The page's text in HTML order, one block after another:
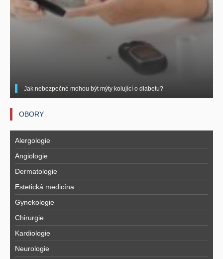
Jak nebezpečné mohou být mýty kolující o diabetu?
OBORY
Alergologie
Angiologie
Dermatologie
Estetická medicína
Gynekologie
Chirurgie
Kardiologie
Neurologie